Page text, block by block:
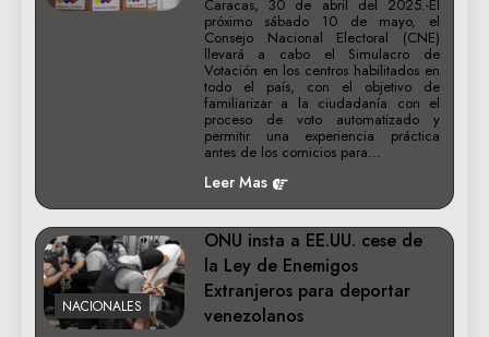
Caracas, 30 de abril del 2025.-El
próximo sábado 10 de mayo, el
Consejo Nacional Electoral (CNE)
llevará a cabo el Simulacro de
Votación en los centros habilitados en
todo el país, con el objetivo de
familiarizar a la ciudadanía con el
proceso de voto automatizado y
permitir una experiencia práctica
antes de los comicios para…
Leer Mas
NACIONALES
ONU insta a EE.UU. cese de
la Ley de Enemigos
Extranjeros para deportar
venezolanos